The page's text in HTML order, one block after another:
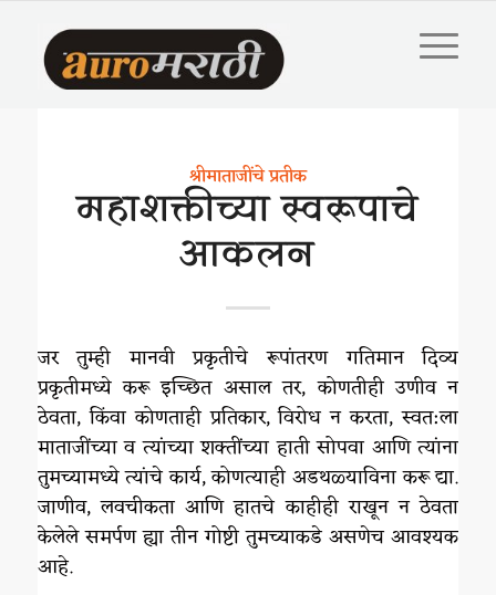
श्रीमाताजींचे प्रतीक
महाशक्तीच्या स्वरूपाचे
आकलन
जर तुम्ही मानवी प्रकृतीचे रूपांतरण गतिमान दिव्य
प्रकृतीमध्ये करू इच्छित असाल तर, कोणतीही उणीव न
ठेवता, किंवा कोणताही प्रतिकार, विरोध न करता, स्वत:ला
माताजींच्या व त्यांच्या शक्तींच्या हाती सोपवा आणि त्यांना
तुमच्यामध्ये त्यांचे कार्य, कोणत्याही अडथळ्याविना करू द्या.
जाणीव, लवचीकता आणि हातचे काहीही राखून न ठेवता
केलेले समर्पण ह्या तीन गोष्टी तुमच्याकडे असणेच आवश्यक
आहे.